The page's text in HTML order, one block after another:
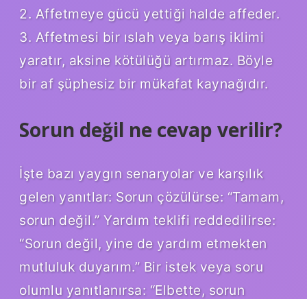
2. Affetmeye gücü yettiği halde affeder.
3. Affetmesi bir ıslah veya barış iklimi
yaratır, aksine kötülüğü artırmaz. Böyle
bir af şüphesiz bir mükafat kaynağıdır.
Sorun değil ne cevap verilir?
İşte bazı yaygın senaryolar ve karşılık
gelen yanıtlar: Sorun çözülürse: “Tamam,
sorun değil.” Yardım teklifi reddedilirse:
“Sorun değil, yine de yardım etmekten
mutluluk duyarım.” Bir istek veya soru
olumlu yanıtlanırsa: “Elbette, sorun